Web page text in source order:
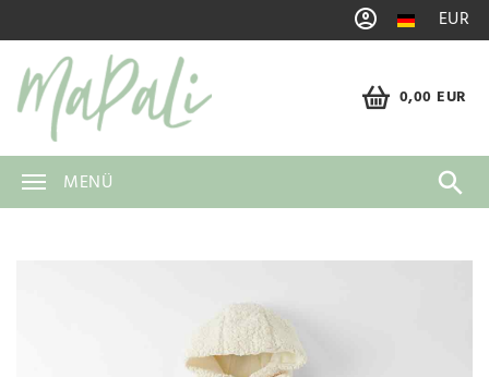
EUR
0,00 EUR
MENÜ